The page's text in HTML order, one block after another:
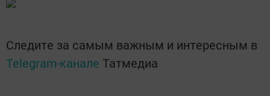
Следите за самым важным и интересным в
Telegram-канале Татмедиа